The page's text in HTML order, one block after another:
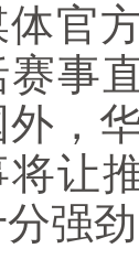
体官
赛事
，
将让
强劲